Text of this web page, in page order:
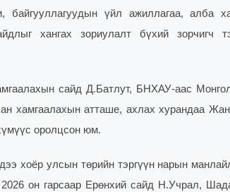
үйл ажиллагаа, алба
хангах зориулалт бүхий зорчигч
сайд Д.Батлут, БНХАУ-аас
хамгаалахын атташе, ахлах хурандаа
оролцсон юм.
хоёр улсын төрийн тэргүүн нарын
он гарсаар Ерөнхий сайд Н.Учрал,